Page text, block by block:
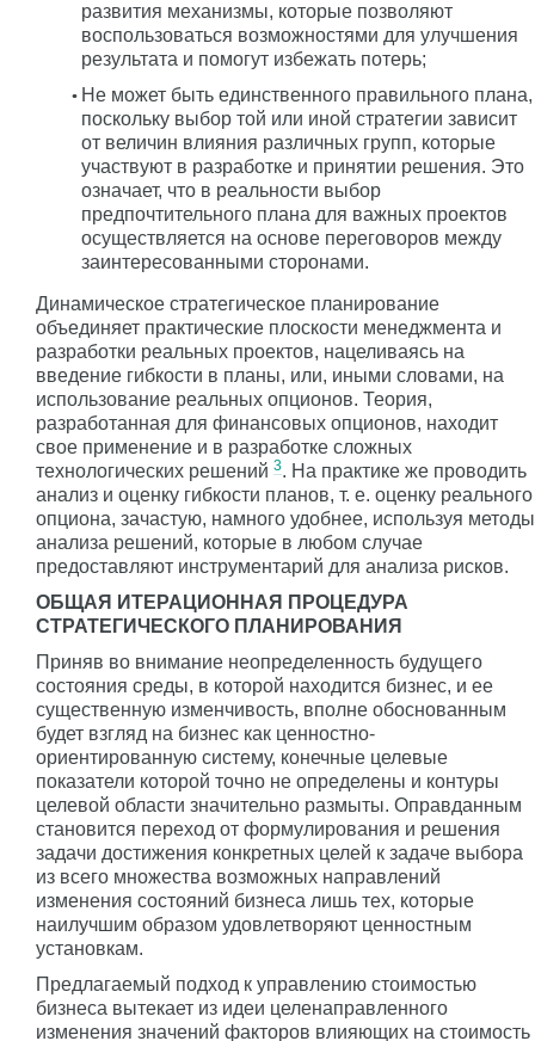
развития механизмы, которые позволяют
воспользоваться возможностями для улучшения
результата и помогут избежать потерь;
Не может быть единственного правильного плана,
поскольку выбор той или иной стратегии зависит
от величин влияния различных групп, которые
участвуют в разработке и принятии решения. Это
означает, что в реальности выбор
предпочтительного плана для важных проектов
осуществляется на основе переговоров между
заинтересованными сторонами.
Динамическое стратегическое планирование
объединяет практические плоскости менеджмента и
разработки реальных проектов, нацеливаясь на
введение гибкости в планы, или, иными словами, на
использование реальных опционов. Теория,
разработанная для финансовых опционов, находит
свое применение и в разработке сложных
технологических решений 3. На практике же проводить
анализ и оценку гибкости планов, т. е. оценку реального
опциона, зачастую, намного удобнее, используя методы
анализа решений, которые в любом случае
предоставляют инструментарий для анализа рисков.
ОБЩАЯ ИТЕРАЦИОННАЯ ПРОЦЕДУРА
СТРАТЕГИЧЕСКОГО ПЛАНИРОВАНИЯ
Приняв во внимание неопределенность будущего
состояния среды, в которой находится бизнес, и ее
существенную изменчивость, вполне обоснованным
будет взгляд на бизнес как ценностно-
ориентированную систему, конечные целевые
показатели которой точно не определены и контуры
целевой области значительно размыты. Оправданным
становится переход от формулирования и решения
задачи достижения конкретных целей к задаче выбора
из всего множества возможных направлений
изменения состояний бизнеса лишь тех, которые
наилучшим образом удовлетворяют ценностным
установкам.
Предлагаемый подход к управлению стоимостью
бизнеса вытекает из идеи целенаправленного
изменения значений факторов влияющих на стоимость